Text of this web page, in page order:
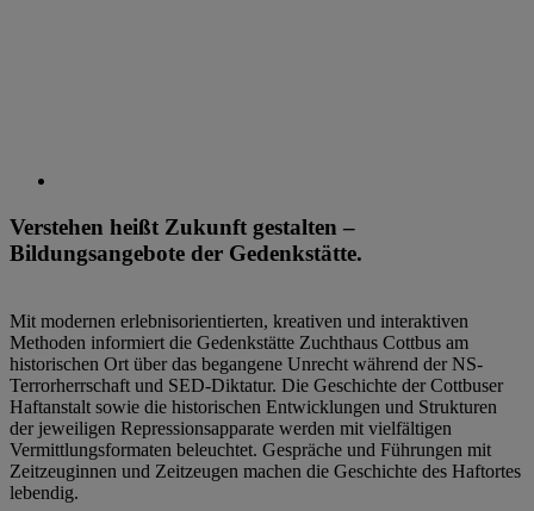
Verstehen heißt Zukunft gestalten –
Bildungsangebote der Gedenkstätte.
Mit modernen erlebnisorientierten, kreativen und interaktiven
Methoden informiert die Gedenkstätte Zuchthaus Cottbus am
historischen Ort über das begangene Unrecht während der NS-
Terrorherrschaft und SED-Diktatur. Die Geschichte der Cottbuser
Haftanstalt sowie die historischen Entwicklungen und Strukturen
der jeweiligen Repressionsapparate werden mit vielfältigen
Vermittlungsformaten beleuchtet. Gespräche und Führungen mit
Zeitzeuginnen und Zeitzeugen machen die Geschichte des Haftortes
lebendig.